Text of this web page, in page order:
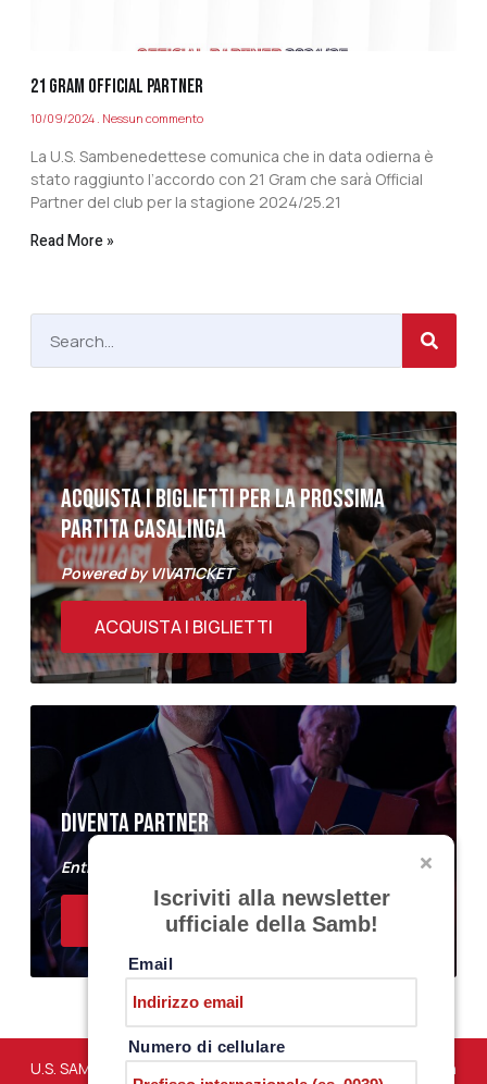
21 GRAM OFFICIAL PARTNER
10/09/2024 Nessun commento
La U.S. Sambenedettese comunica che in data odierna è
stato raggiunto l’accordo con 21 Gram che sarà Official
Partner del club per la stagione 2024/25.21
Read More »
ACQUISTA I BIGLIETTI PER LA PROSSIMA
PARTITA CASALINGA
Powered by VIVATICKET
ACQUISTA I BIGLIETTI
DIVENTA PARTNER
Entra a far parte del Samb Business Club
ACQUISTA I BIGLIETTI
U.S. SAMBENEDETTESE – Via Martiri di Marzabotto snc – San
Iscriviti alla newsletter
ufficiale della Samb!
Email
Numero di cellulare